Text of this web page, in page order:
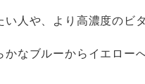
人や、より高濃度のビ
なブルーからイエロー